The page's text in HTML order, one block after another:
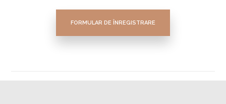
FORMULAR DE ÎNREGISTRARE